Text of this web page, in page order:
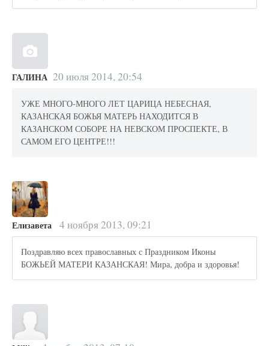
ГАЛИНА 20 июля 2014, 20:54
УЖЕ МНОГО-МНОГО ЛЕТ ЦАРИЦА НЕБЕСНАЯ,
КАЗАНСКАЯ БОЖЬЯ МАТЕРЬ НАХОДИТСЯ В
КАЗАНСКОМ СОБОРЕ НА НЕВСКОМ ПРОСПЕКТЕ, В
САМОМ ЕГО ЦЕНТРЕ!!!
Елизавета 4 ноября 2013, 09:21
Поздравляю всех православных с Праздником Иконы
БОЖЬЕЙ МАТЕРИ КАЗАНСКАЯ! Мира, добра и здоровья!